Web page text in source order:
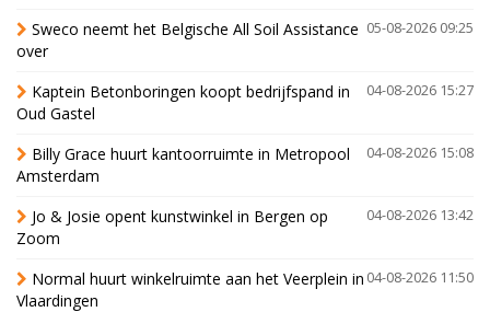
05-08-2026 09:25
Sweco neemt het Belgische All Soil Assistance
over
04-08-2026 15:27
Kaptein Betonboringen koopt bedrijfspand in
Oud Gastel
04-08-2026 15:08
Billy Grace huurt kantoorruimte in Metropool
Amsterdam
04-08-2026 13:42
Jo & Josie opent kunstwinkel in Bergen op
Zoom
04-08-2026 11:50
Normal huurt winkelruimte aan het Veerplein in
Vlaardingen